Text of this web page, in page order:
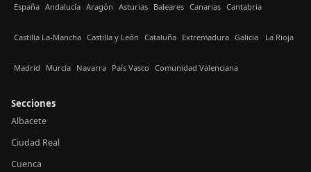
España Andalucía Aragón Asturias Baleares Canarias Cantabria
Castilla La-Mancha Castilla y León Cataluña Extremadura Galicia La Rioja
Madrid Murcia Navarra País Vasco Comunidad Valenciana
Secciones
Albacete
Ciudad Real
Cuenca